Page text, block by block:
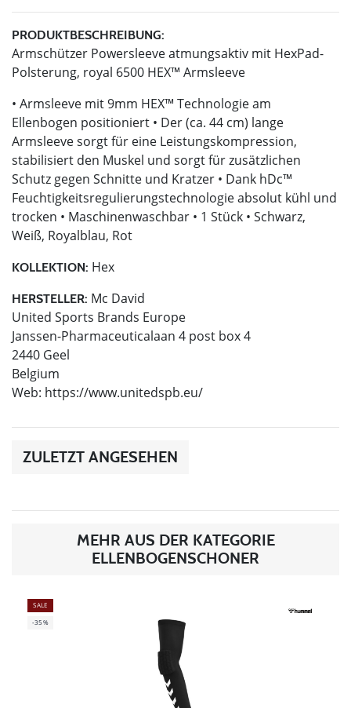
PRODUKTBESCHREIBUNG:
Armschützer Powersleeve atmungsaktiv mit HexPad-
Polsterung, royal 6500 HEX™ Armsleeve
• Armsleeve mit 9mm HEX™ Technologie am
Ellenbogen positioniert • Der (ca. 44 cm) lange
Armsleeve sorgt für eine Leistungskompression,
stabilisiert den Muskel und sorgt für zusätzlichen
Schutz gegen Schnitte und Kratzer • Dank hDc™
Feuchtigkeitsregulierungstechnologie absolut kühl und
trocken • Maschinenwaschbar • 1 Stück • Schwarz,
Weiß, Royalblau, Rot
KOLLEKTION: Hex
HERSTELLER: Mc David
United Sports Brands Europe
Janssen-Pharmaceuticalaan 4 post box 4
2440 Geel
Belgium
Web: https://www.unitedspb.eu/
ZULETZT ANGESEHEN
MEHR AUS DER KATEGORIE
ELLENBOGENSCHONER
SALE
-35%